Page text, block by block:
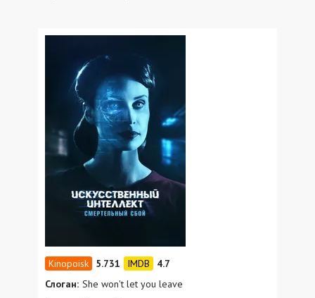
5.731
4.7
Слоган: She won't let you leave